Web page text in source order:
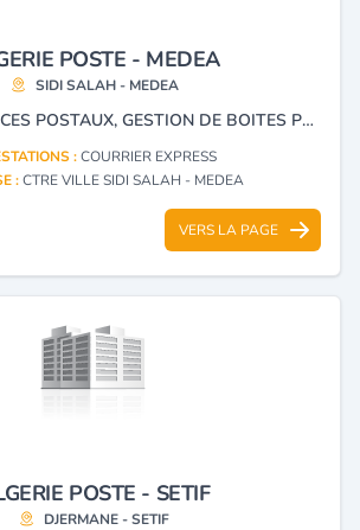
POSTE - MEDEA
SIDI SALAH - MEDEA
POSTE ET SERVICES POSTAUX, GESTION DE BOITES POSTALES ET COURRIER EXPRESS.
:COURRIER EXPRESS
:CTRE VILLE SIDI SALAH - MEDEA
VERS LA PAGE
POSTE - SETIF
DJERMANE - SETIF